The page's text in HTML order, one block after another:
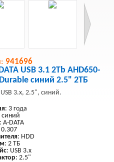
941696
USB 3.1 2Tb AHD650-
синий 2.5" 2ТБ
3.x, 2.5", синий.
: 3 года
синий
: A-DATA
0.307
: HDD
: 2 ТБ
: USB 3.x
: 2.5"